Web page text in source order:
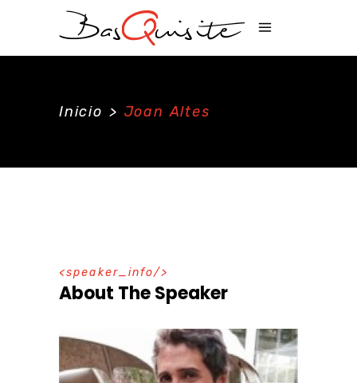
Inicio > Joan Altes
speaker_info
About The Speaker